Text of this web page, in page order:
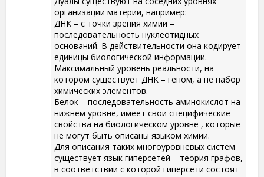
организации материи, например:
ДНК – с точки зрения химии –
последовательность нуклеотидных
оснований. В действительности она кодирует
единицы биологической информации.
Максимальный уровень реальности, на
котором существует ДНК – геном, а не набор
химических элементов.
Белок – последовательность аминокислот на
нижнем уровне, имеет свои специфические
свойства на биологическом уровне , которые
не могут быть описаны языком химии.
Для описания таких многоуровневых систем
существует язык гиперсетей – теория графов,
в соответствии с которой гиперсети состоят